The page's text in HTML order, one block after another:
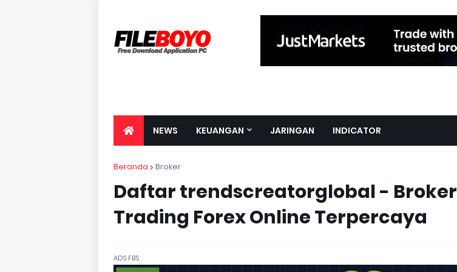
NEWS KEUANGAN JARINGAN INDICATOR
Beranda Broker
Daftar trendscreatorglobal - Broker
Trading Forex Online Terpercaya
ADS FBS